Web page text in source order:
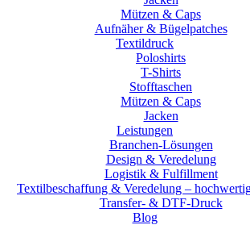
Mützen & Caps
Aufnäher & Bügelpatches
Textildruck
Poloshirts
T-Shirts
Stofftaschen
Mützen & Caps
Jacken
Leistungen
Branchen-Lösungen
Design & Veredelung
Logistik & Fulfillment
Textilbeschaffung & Veredelung –
Transfer- & DTF-Druck
Blog